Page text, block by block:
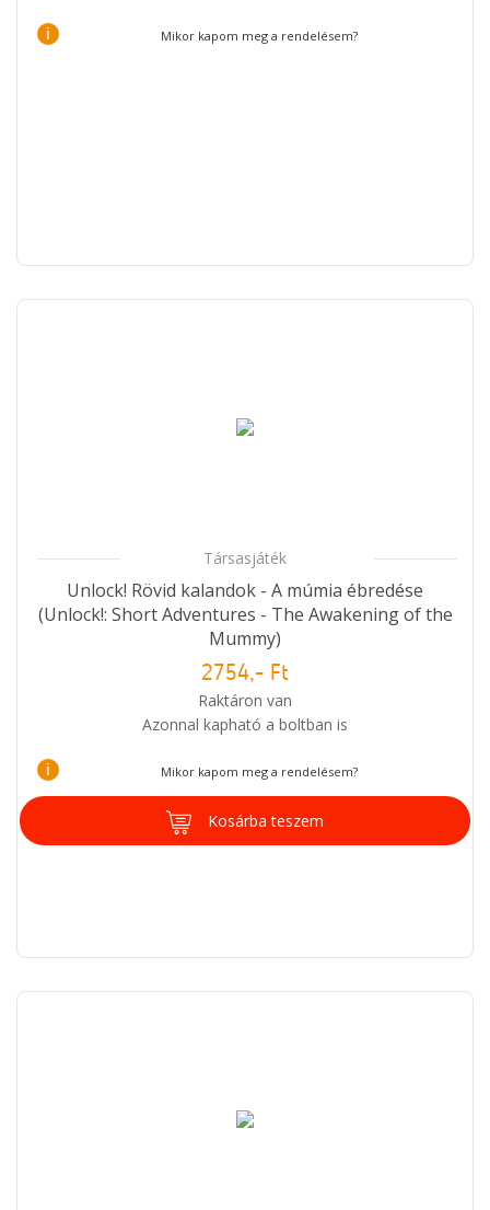
i Mikor kapom meg a rendelésem?
Társasjáték
Unlock! Rövid kalandok - A múmia ébredése
(Unlock!: Short Adventures - The Awakening of the
Mummy)
2754,- Ft
Raktáron van
Azonnal kapható a boltban is
i Mikor kapom meg a rendelésem?
Kosárba teszem